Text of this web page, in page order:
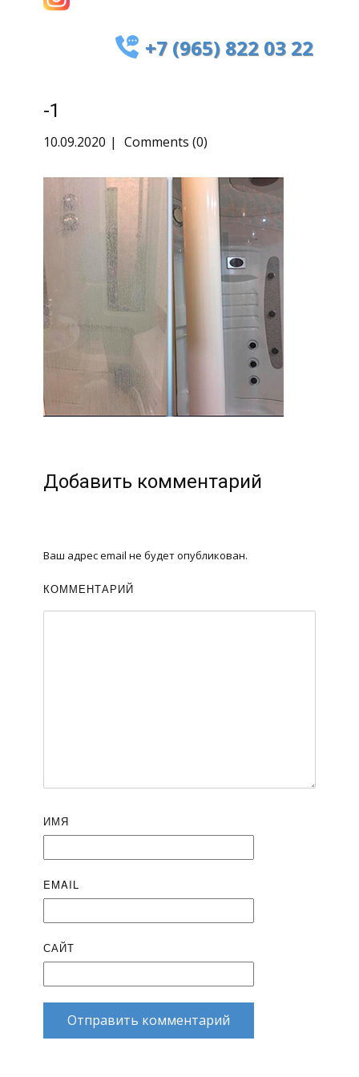
+7 (965) 822 03 22
-1
10.09.2020 Comments (0)
Добавить комментарий
Ваш адрес email не будет опубликован.
КОММЕНТАРИЙ
ИМЯ
EMAIL
САЙТ
Отправить комментарий